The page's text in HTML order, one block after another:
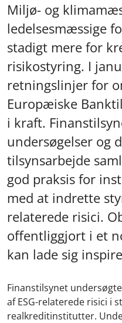
Miljø- og
ledelsesmæssige
stadigt mere for
risikostyring. I
retningslinjer for
Europæiske
i kraft.
undersøgelser og
tilsynsarbejde
god praksis for
med at indrette
relaterede risici.
offentliggjort i et
kan lade sig
Finanstilsynet
af ESG-relaterede risici i
realkreditinstitutter.